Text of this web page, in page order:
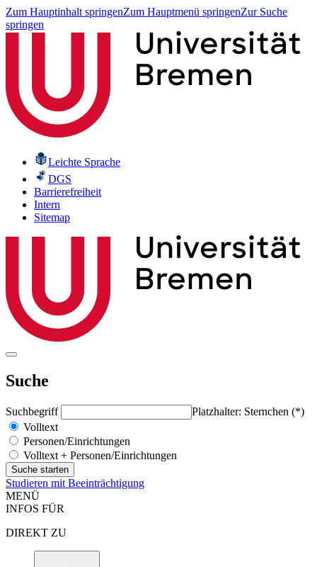
Zum Hauptinhalt springenZum Hauptmenü springenZur Suche
springen
Leichte Sprache
DGS
Barrierefreiheit
Intern
Sitemap
Suche
Suchbegriff
Platzhalter: Sternchen (*)
Volltext
Personen/Einrichtungen
Volltext + Personen/Einrichtungen
Studieren mit Beeinträchtigung
MENÜ
INFOS FÜR
DIREKT ZU